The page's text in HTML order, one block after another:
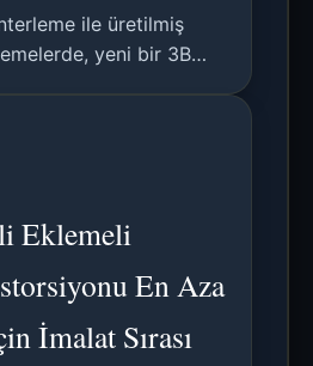
ile üretilmiş
yeni bir 3B
şekil değişiminin
analizi.
Eklemeli
En Aza
İmalat Sırası